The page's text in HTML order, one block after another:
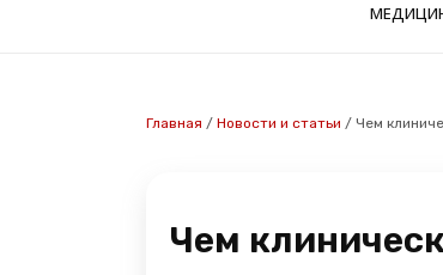
Главная / Новости и статьи / Чем
Чем